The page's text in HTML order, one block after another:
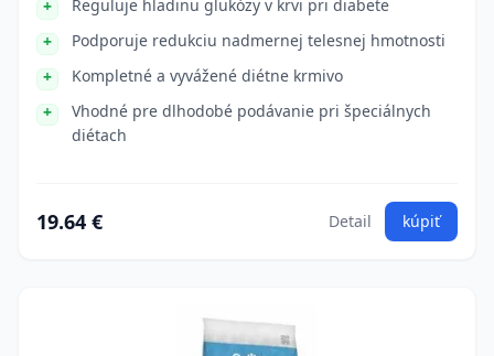
Reguluje hladinu glukózy v krvi pri diabete
Podporuje redukciu nadmernej telesnej hmotnosti
Kompletné a vyvážené diétne krmivo
Vhodné pre dlhodobé podávanie pri špeciálnych
diétach
19.64 € Detail kúpiť